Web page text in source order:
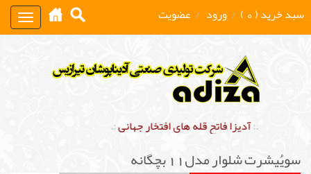
سبد خرید ( 0 ) / ورود / عضویت
.:آدیزا فاتح قله های افتخار جهانی:.
سویُیشرت شلوار مدل11 بچگانه